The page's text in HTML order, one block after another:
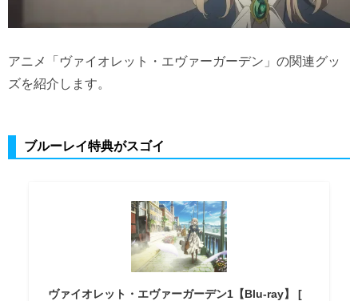
アニメ「ヴァイオレット・エヴァーガーデン」の関連グッ
ズを紹介します。
ブルーレイ特典がスゴイ
ヴァイオレット・エヴァーガーデン1【Blu-ray】 [